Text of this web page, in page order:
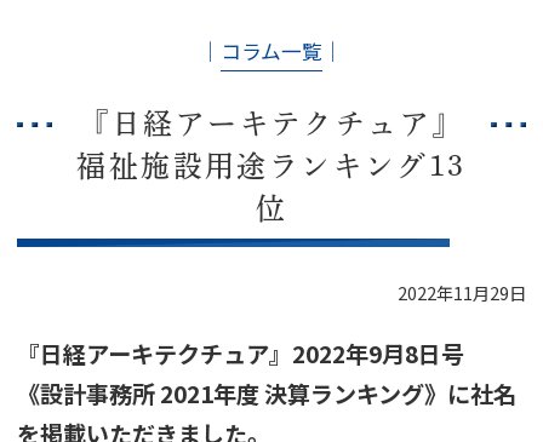
│ コラム一覧 │
『日経アーキテクチュア』
福祉施設用途ランキング13
位
2022年11月29日
『日経アーキテクチュア』2022年9月8日号
《設計事務所 2021年度 決算ランキング》に社名
を掲載いただきました。